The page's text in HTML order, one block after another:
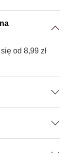
od 8,99 zł